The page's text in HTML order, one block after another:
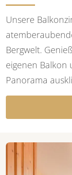
Unsere
Bergwelt.
eigenen Balkon
Panorama